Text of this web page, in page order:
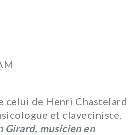
celui de Henri Chastelard
et claveciniste,
Girard, musicien en